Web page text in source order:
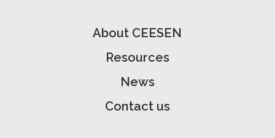
About CEESEN
Resources
News
Contact us